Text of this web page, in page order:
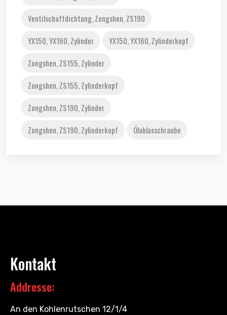
Ventilschaftdichtung, Zongshen, ZS190
YX150, YX160, Zylinder
YX150, YX160, Zylinderkopf
Zongshen, ZS155, Zylinder
Zongshen, ZS155, Zylinderkopf
Zongshen, ZS190, Zylinder
Zongshen, ZS190, Zylinderkopf
Ölablasschraube
Kontakt
Addresse:
An den Kohlenrutschen 12/1/4